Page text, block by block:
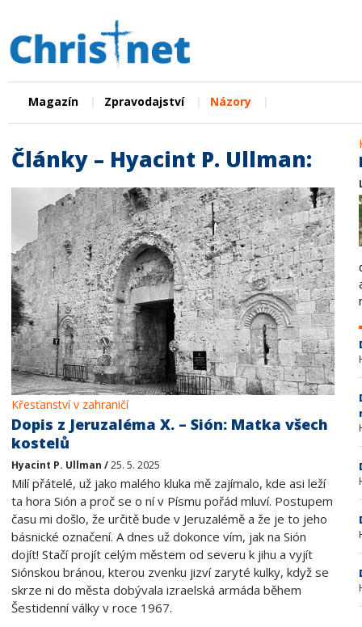
Magazín Zpravodajství Názory
Články – Hyacint P. Ullman:
Křesťanství v zahraničí
Dopis z Jeruzaléma X. – Sión: Matka všech
kostelů
Hyacint P. Ullman /25. 5. 2025
Milí přátelé, už jako malého kluka mě zajímalo, kde asi leží
ta hora Sión a proč se o ní v Písmu pořád mluví. Postupem
času mi došlo, že určitě bude v Jeruzalémě a že je to jeho
básnické označení. A dnes už dokonce vím, jak na Sión
dojít! Stačí projít celým městem od severu k jihu a vyjít
Siónskou bránou, kterou zvenku jizví zaryté kulky, když se
skrze ni do města dobývala izraelská armáda během
Šestidenní války v roce 1967.